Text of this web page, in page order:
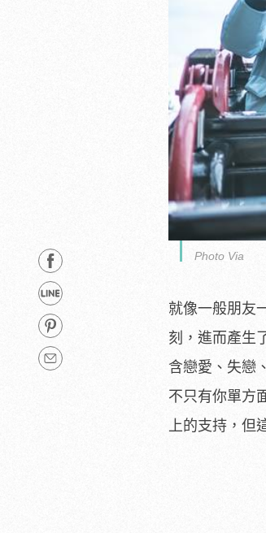
Photo Via
就像一般朋友
刻，進而產生
含戀愛、失戀
不只有你單方
上的支持，但